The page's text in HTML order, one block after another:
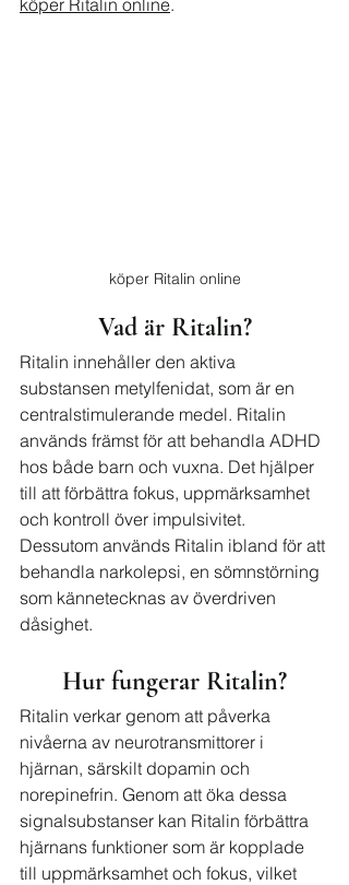
köper Ritalin online.
köper Ritalin online
Vad är Ritalin?
Ritalin innehåller den aktiva
substansen metylfenidat, som är en
centralstimulerande medel. Ritalin
används främst för att behandla ADHD
hos både barn och vuxna. Det hjälper
till att förbättra fokus, uppmärksamhet
och kontroll över impulsivitet.
Dessutom används Ritalin ibland för att
behandla narkolepsi, en sömnstörning
som kännetecknas av överdriven
dåsighet.
Hur fungerar Ritalin?
Ritalin verkar genom att påverka
nivåerna av neurotransmittorer i
hjärnan, särskilt dopamin och
norepinefrin. Genom att öka dessa
signalsubstanser kan Ritalin förbättra
hjärnans funktioner som är kopplade
till uppmärksamhet och fokus, vilket